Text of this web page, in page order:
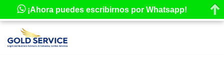
Saltar
¡Ahora puedes escribirnos por Whatsapp!